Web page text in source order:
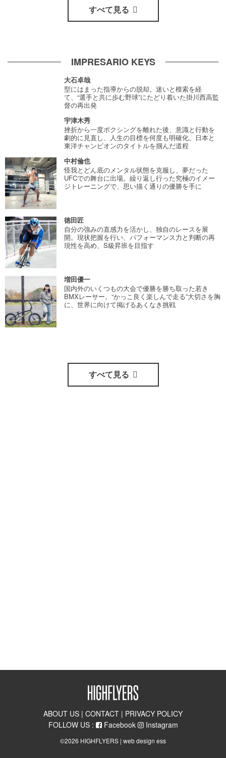
すべて見る
IMPRESARIO KEYS
大石卓哉
型にはまった指導からの脱却。迷いと模索を経
て、“選手と共に歩む野球”にたどり着いた掛川西高監
督の再出発
宇津木秀
挫折から一度ボクシングを離れた後、意識と行動を
劇的に見直し、人生の目標を何度も明確化。日本と
東洋チャンピオンのタイトルを掴んだ道程
中村倫也
怪我とどん底のメンタル状態を克服し、夢だった
UFCでの舞台に出場。繰り返し行った究極のイメー
ジトレーニングで、思い描く通りの優勝を手に
徳田匠
自分の強みの直感力を活かし、独自のレースを展
開。現状把握を行い、パフォーマンス力と判断の再
現性を高め、S級昇班を目指す
増田優一
国内外のいくつもの大会で優勝を勝ち取った若き
BMXレーサー。“かっこ良く楽しんで走る”大切さを胸
に、世界に向けて掲げるあくなき挑戦
すべて見る
ABOUT US | CONTACT | PRIVACY POLICY
FOLLOW US :
Facebook Instagram
©2026 HIGHFLYERS | web design ess